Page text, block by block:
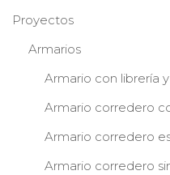
Proyectos
Armarios
Armario con librería
Armario corredero
Armario corredero
Armario corredero